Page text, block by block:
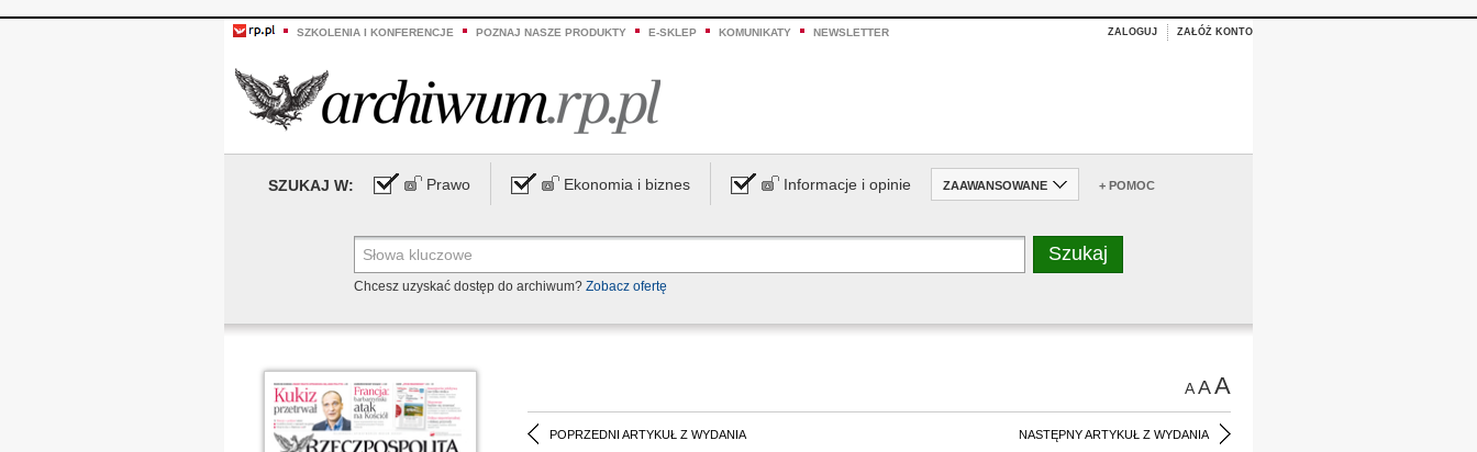
SZKOLENIA I KONFERENCJE POZNAJ NASZE PRODUKTY E-SKLEP KOMUNIKATY NEWSLETTER ZALOGUJ ZAŁÓŻ KONTO
SZUKAJ W: Prawo Ekonomia i biznes Informacje i opinie ZAAWANSOWANE + POMOC
Chcesz uzyskać dostęp do archiwum? Zobacz ofertę
AAA
POPRZEDNI ARTYKUŁ Z WYDANIA NASTĘPNY ARTYKUŁ Z WYDANIA